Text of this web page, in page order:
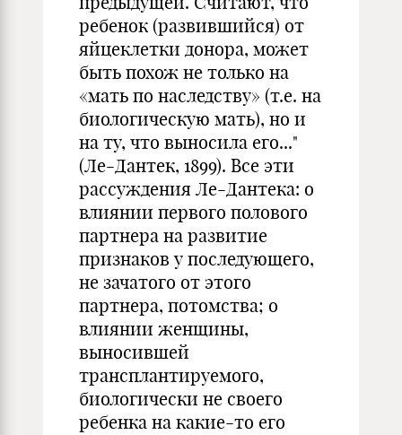
ребенок (развившийся) от
яйцеклетки донора, может
быть похож не только на
«мать по наследству» (т.е. на
биологическую мать), но и
на ту, что выносила его..."
(Ле-Дантек, 1899). Все эти
рассуждения Ле-Дантека: о
влиянии первого полового
партнера на развитие
признаков у последующего,
не зачатого от этого
партнера, потомства; о
влиянии женщины,
выносившей
трансплантируемого,
биологически не своего
ребенка на какие-то его